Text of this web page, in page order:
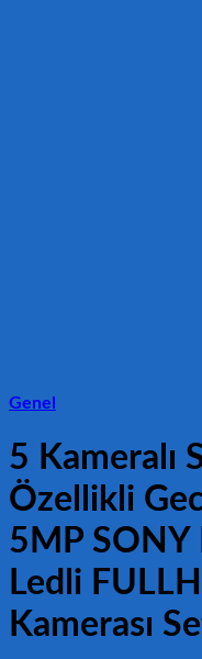
Genel
5 Kameralı
Özellikli
5MP SONY
Ledli
Kamerası